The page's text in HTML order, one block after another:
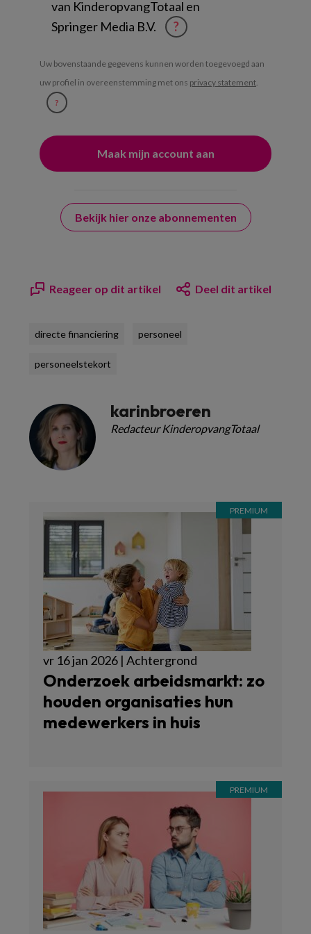
van KinderopvangTotaal en
Springer Media B.V.
?
Uw bovenstaande gegevens kunnen worden toegevoegd aan
uw profiel in overeenstemming met ons privacy statement.
?
Bekijk hier onze abonnementen
Reageer op dit artikel Deel dit artikel
directe financiering personeel
personeelstekort
karinbroeren
Redacteur KinderopvangTotaal
vr 16 jan 2026 | Achtergrond
Onderzoek arbeidsmarkt: zo
houden organisaties hun
medewerkers in huis